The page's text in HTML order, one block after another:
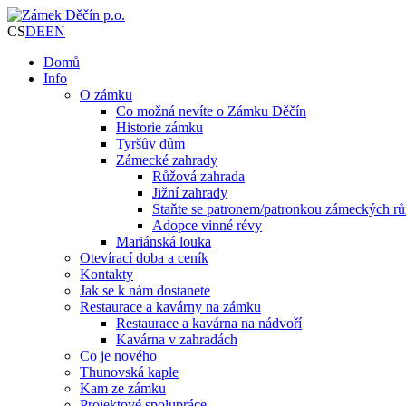
CSDEEN
Domů
Info
O zámku
Co možná nevíte o Zámku Děčín
Historie zámku
Tyršův dům
Zámecké zahrady
Růžová zahrada
Jižní zahrady
Staňte se patronem/patronkou zámeckých
Adopce vinné révy
Mariánská louka
Otevírací doba a ceník
Kontakty
Jak se k nám dostanete
Restaurace a kavárny na zámku
Restaurace a kavárna na nádvoří
Kavárna v zahradách
Co je nového
Thunovská kaple
Kam ze zámku